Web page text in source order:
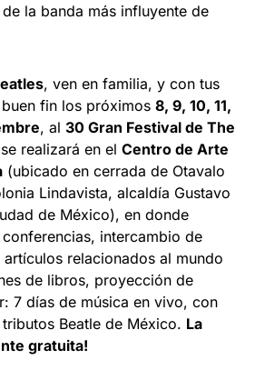
la banda más influyente de
, ven en familia, y con tus
fin los próximos 8, 9, 10, 11,
, al 30 Gran Festival de The
se realizará en el Centro de Arte
(ubicado en cerrada de Otavalo
Lindavista, alcaldía Gustavo
de México), en donde
intercambio de
relacionados al mundo
de libros, proyección de
7 días de música en vivo, con
Beatle de México. La
gratuita!